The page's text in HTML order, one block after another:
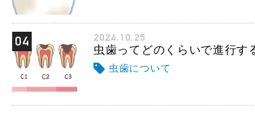
04 2024.10.25
虫歯ってどのくらいで進行す
虫歯について